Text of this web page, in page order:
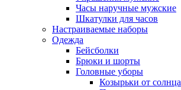
Часы наручные мужские
Шкатулки для часов
Настраиваемые наборы
Одежда
Бейсболки
Брюки и шорты
Головные уборы
Козырьки от солнца